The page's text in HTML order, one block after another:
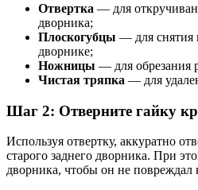
Отвертка — для
дворника;
Плоскогубцы — для снятия
дворнике;
Ножницы — для обрезания
Чистая тряпка — для
Шаг 2: Отверните гайку
Используя отвертку, аккуратно
старого заднего дворника. При
дворника, чтобы он не повреждал